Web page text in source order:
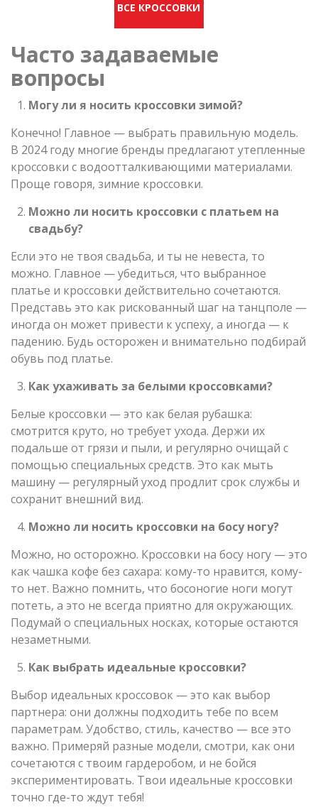
ВСЕ КРОССОВКИ
Часто задаваемые
вопросы
Могу ли я носить кроссовки зимой?
Конечно! Главное — выбрать правильную модель.
В 2024 году многие бренды предлагают утепленные
кроссовки с водоотталкивающими материалами.
Проще говоря, зимние кроссовки.
Можно ли носить кроссовки с платьем на
свадьбу?
Если это не твоя свадьба, и ты не невеста, то
можно. Главное — убедиться, что выбранное
платье и кроссовки действительно сочетаются.
Представь это как рискованный шаг на танцполе —
иногда он может привести к успеху, а иногда — к
падению. Будь осторожен и внимательно подбирай
обувь под платье.
Как ухаживать за белыми кроссовками?
Белые кроссовки — это как белая рубашка:
смотрится круто, но требует ухода. Держи их
подальше от грязи и пыли, и регулярно очищай с
помощью специальных средств. Это как мыть
машину — регулярный уход продлит срок службы и
сохранит внешний вид.
Можно ли носить кроссовки на босу ногу?
Можно, но осторожно. Кроссовки на босу ногу — это
как чашка кофе без сахара: кому-то нравится, кому-
то нет. Важно помнить, что босоногие ноги могут
потеть, а это не всегда приятно для окружающих.
Подумай о специальных носках, которые остаются
незаметными.
Как выбрать идеальные кроссовки?
Выбор идеальных кроссовок — это как выбор
партнера: они должны подходить тебе по всем
параметрам. Удобство, стиль, качество — все это
важно. Примеряй разные модели, смотри, как они
сочетаются с твоим гардеробом, и не бойся
экспериментировать. Твои идеальные кроссовки
точно где-то ждут тебя!